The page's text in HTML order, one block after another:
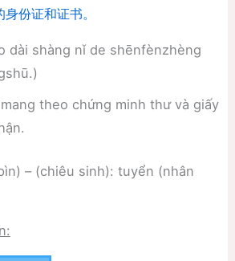
份证和证书。
dài shàng nǐ de shēnfènzhèng
theo chứng minh thư và giấy
– (chiêu sinh): tuyển (nhân